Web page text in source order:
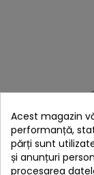
Acest magazin
performanță,
părți sunt
și anunțuri
procesarea